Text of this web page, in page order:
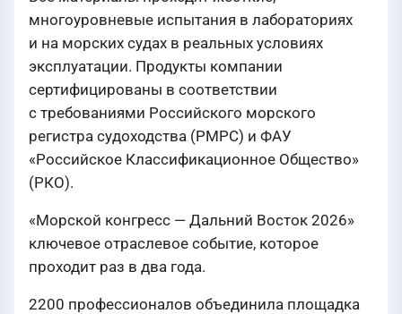
многоуровневые испытания в лабораториях
и на морских судах в реальных условиях
эксплуатации. Продукты компании
сертифицированы в соответствии
с требованиями Российского морского
регистра судоходства (РМРС) и ФАУ
«Российское Классификационное Общество»
(РКО).
«Морской конгресс — Дальний Восток 2026»
ключевое отраслевое событие, которое
проходит раз в два года.
2200 профессионалов объединила площадка